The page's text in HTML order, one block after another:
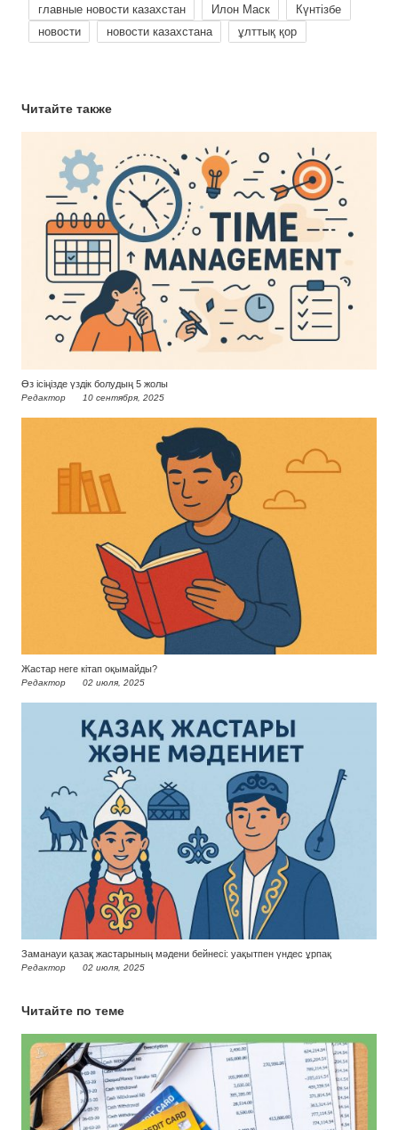
главные новости казахстан Илон Маск
Күнтізбе
новости
новости казахстана ұлттық қор
Читайте также
Өз ісіңізде үздік болудың 5 жолы
Редактор 10 сентября, 2025
Жастар неге кітап оқымайды?
Редактор 02 июля, 2025
Заманауи қазақ жастарының мәдени бейнесі: уақытпен үндес ұрпақ
Редактор 02 июля, 2025
Читайте по теме